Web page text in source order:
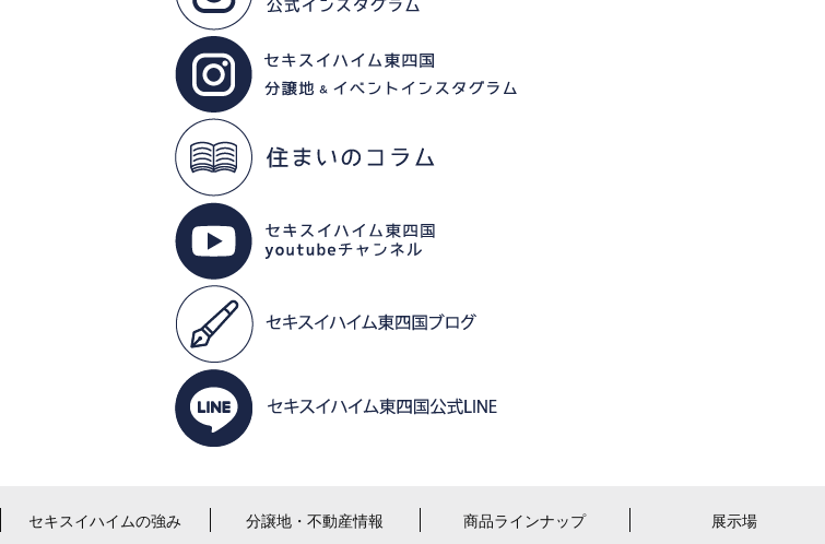
セキスイハイムの強み 分譲地・不動産情報 商品ラインナップ 展示場